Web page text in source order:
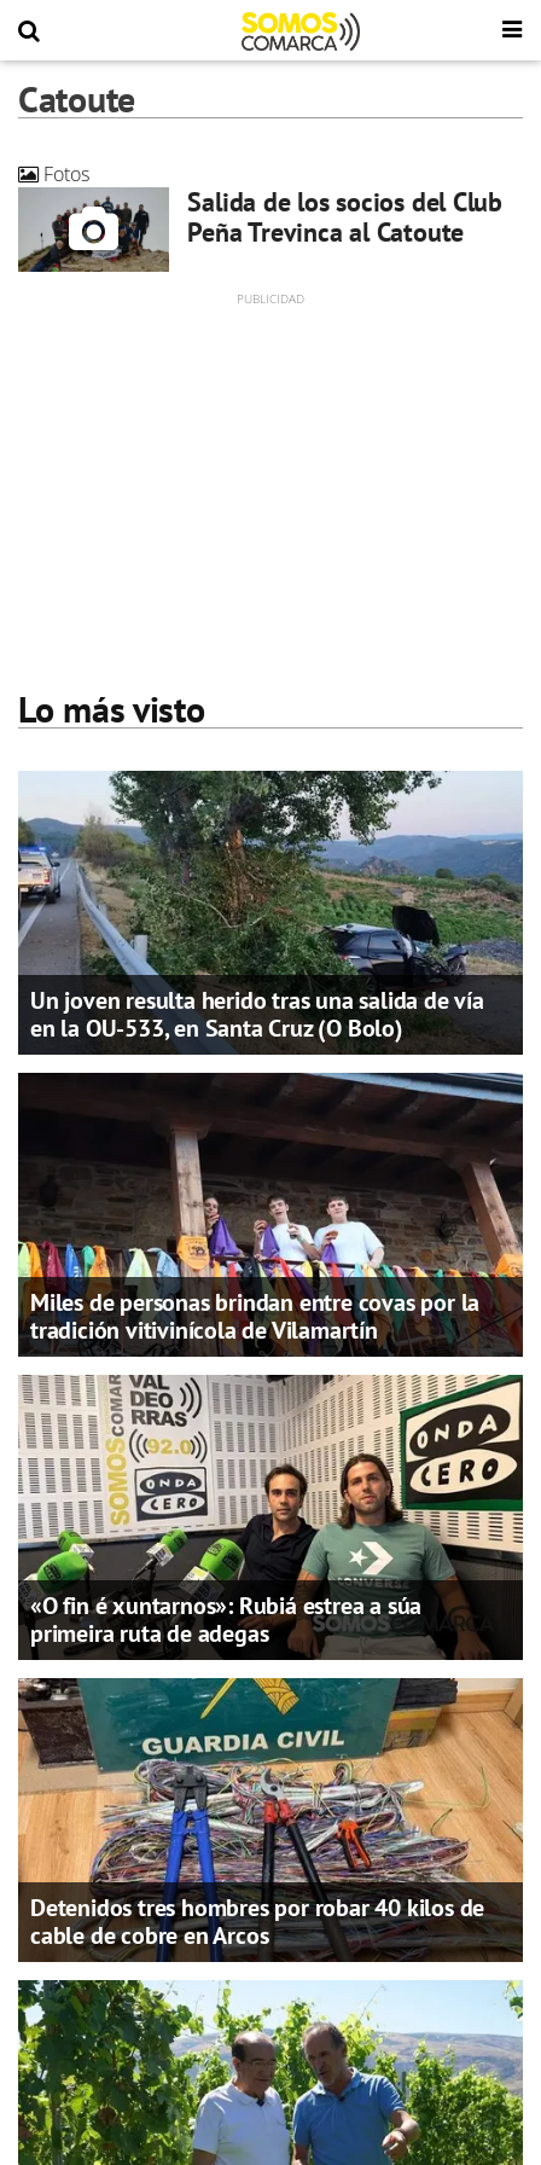
Catoute
Fotos
Salida de los socios del Club
Peña Trevinca al Catoute
Lo más visto
Un joven resulta herido tras una salida de vía
en la OU-533, en Santa Cruz (O Bolo)
Miles de personas brindan entre covas por la
tradición vitivinícola de Vilamartín
«O fin é xuntarnos»: Rubiá estrea a súa
primeira ruta de adegas
Detenidos tres hombres por robar 40 kilos de
cable de cobre en Arcos